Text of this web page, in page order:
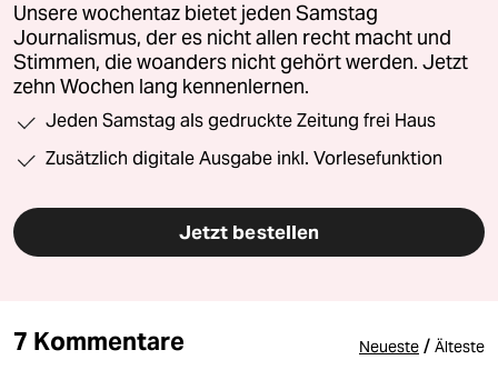
Unsere wochentaz bietet jeden Samstag
Journalismus, der es nicht allen recht macht und
Stimmen, die woanders nicht gehört werden. Jetzt
zehn Wochen lang kennenlernen.
Jeden Samstag als gedruckte Zeitung frei Haus
Zusätzlich digitale Ausgabe inkl. Vorlesefunktion
Jetzt bestellen
7 Kommentare Neueste / Älteste